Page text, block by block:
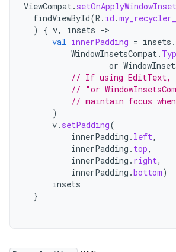
ViewCompat.
findViewById(R . id .
)
{ v, insets ->
val innerPadding = insets .
WindowInsetsCompat.
or
// If using EditText,
// "or
// maintain focus
)
v. setPadding(
innerPadding . left,
innerPadding . top,
innerPadding . right,
innerPadding .bottom)
insets
}